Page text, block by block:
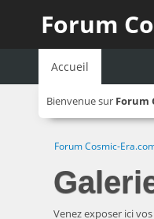
Forum
Accueil
Bienvenue sur Forum
Forum Cosmic-
Venez exposer ici